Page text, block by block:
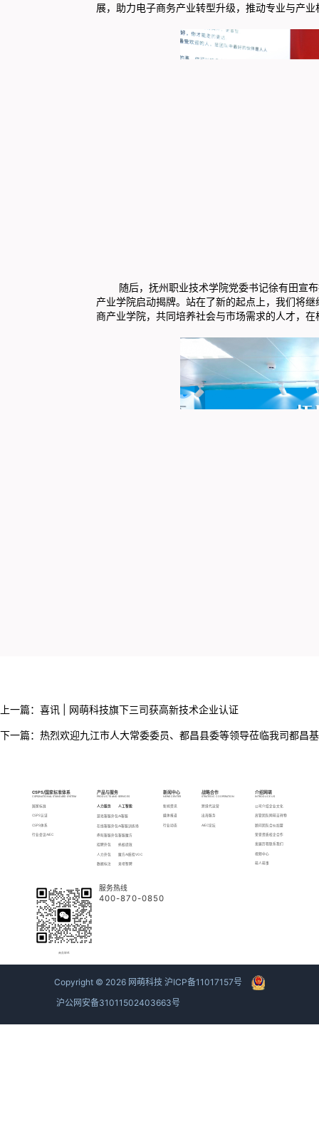
展，助力电子商务产业转型升级，推动专业与产
随后，抚州职业技术学院党委书记徐有田宣布
产业学院启动揭牌。站在了新的起点上，我们将
商产业学院，共同培养社会与市场需求的人才，
上一篇： 喜讯 | 网萌科技旗下三司获高新技术企业认证
下一篇： 热烈欢迎九江市人大常委委员、都昌县委等领导莅临我司都昌
CSPS/国家标准体系
CSPS/NATIONAL STANDARD SYSTEM
国家标准
CSPS认证
CSPS体系
行业会议AIEC
产品与服务
PRODUCTS AND SERVICES
人力服务
游戏客服外包
在线客服外包
呼叫客服外包
招聘外包
人力外包
数据标注
人工智能
AI客服
AI客服训练场
客服魔方
蚂蚁绩效
魔方AI质检VOC
来呗智聘
新闻中心
NEWS CENTER
新闻资讯
媒体报道
行业动态
战略合作
STRATEGIC COOPERATION
跨境代运营
出海服务
AIEC论坛
介绍网萌
INTRODUCE US
公司介绍
高管团队
顾问团队
荣誉资质
发展历程
视频中心
萌人萌事
企业文化
网萌吉祥物
合伙加盟
校企合作
联系我们
商务联系
服务热线
400-870-0850
Copyright © 2026 网萌科技 沪ICP备11017157号
沪公网安备31011502403663号